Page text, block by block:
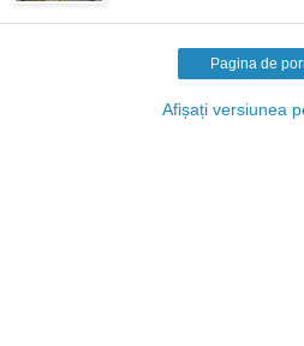
Pagina de
Afișați versiunea